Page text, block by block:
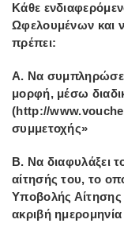
Κάθε
Ωφελουμένων και
πρέπει:
Α. Να συμπληρώσει
μορφή, μέσω
(http://
συμμετοχής»
Β. Να διαφυλάξει
αίτησής του, το
Υποβολής
ακριβή